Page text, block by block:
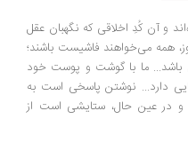
کُدِ اخلاقی که نگهبان عقل
می‌خواهند فاشیست باشند؛
ما با گوشت و پوست خود
نوشتن پاسخی است به
حال، ستایشی است از